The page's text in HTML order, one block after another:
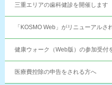
三重エリアの歯科健診を開催します
「KOSMO Web」がリニューアルさ
健康ウォーク（Web版）の参加受付
医療費控除の申告をされる方へ